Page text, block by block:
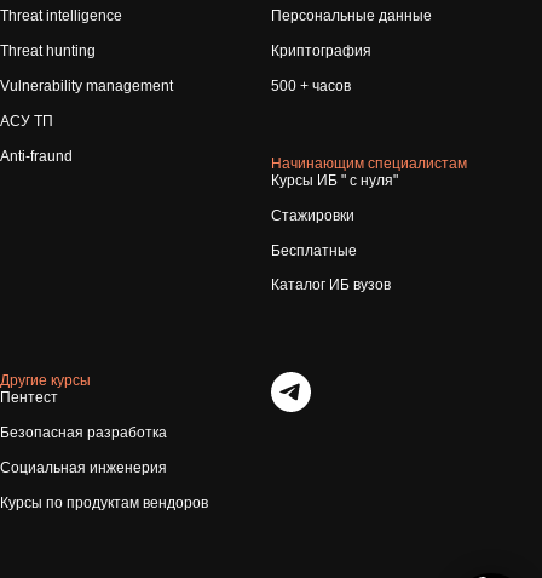
Threat intelligence
Threat hunting
Vulnerability management
АСУ ТП
Anti-fraund
Персональные данные
Криптография
500 + часов
Начинающим специалистам
Курсы ИБ " с нуля"
Стажировки
Бесплатные
Каталог ИБ вузов
Другие курсы
Пентест
Безопасная разработка
Социальная инженерия
Курсы по продуктам вендоров